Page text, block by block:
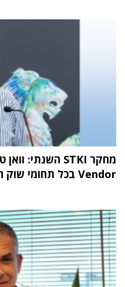
Vendor בכל תחומי שוק ה-IT